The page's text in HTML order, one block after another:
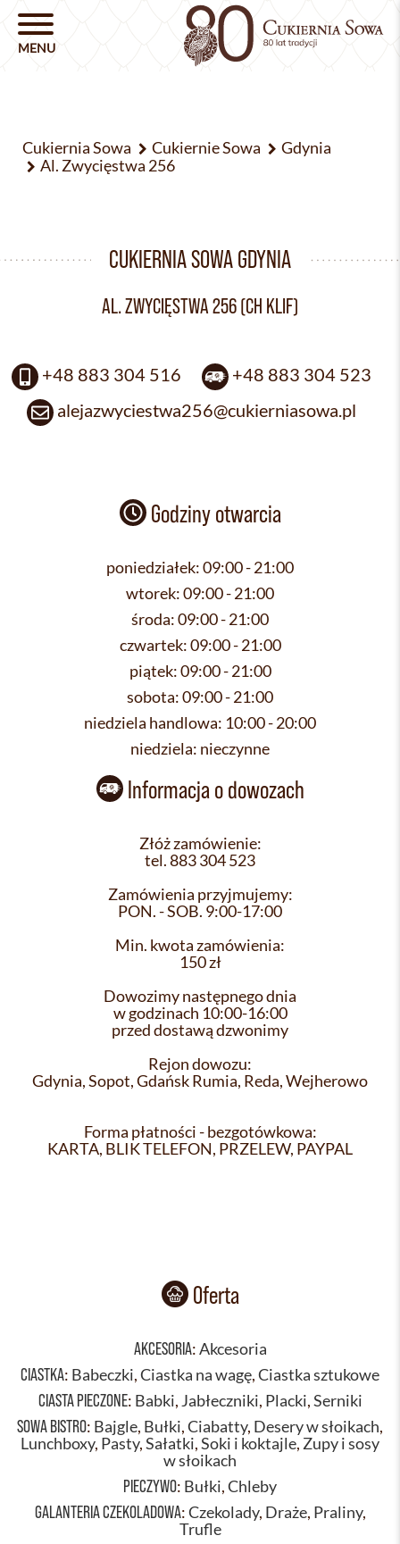
Cukiernia Sowa Cukiernie Sowa
Gdynia
Al. Zwycięstwa 256
CUKIERNIA SOWA GDYNIA
AL. ZWYCIĘSTWA 256 (CH KLIF)
+48 883 304 516
+48 883 304 523
alejazwyciestwa256@cukierniasowa.pl
Godziny otwarcia
poniedziałek:09:00 - 21:00
wtorek:09:00 - 21:00
środa:09:00 - 21:00
czwartek:09:00 - 21:00
piątek:09:00 - 21:00
sobota:09:00 - 21:00
niedziela handlowa: 10:00 - 20:00
niedziela: nieczynne
Informacja o dowozach
Złóż zamówienie:
tel. 883 304 523
Zamówienia przyjmujemy:
PON. - SOB. 9:00-17:00
Min. kwota zamówienia:
150 zł
Dowozimy następnego dnia
w godzinach 10:00-16:00
przed dostawą dzwonimy
Rejon dowozu:
Gdynia, Sopot, Gdańsk Rumia, Reda, Wejherowo
Forma płatności - bezgotówkowa:
KARTA, BLIK TELEFON, PRZELEW, PAYPAL
Oferta
AKCESORIA:Akcesoria
CIASTKA: Babeczki,Ciastka na wagę,Ciastka sztukowe
CIASTA PIECZONE: Babki, Jabłeczniki, Placki,Serniki
SOWA BISTRO: Bajgle, Bułki,Ciabatty, Desery w słoikach,
Lunchboxy, Pasty,Sałatki,Soki i koktajle, Zupy i sosy
w słoikach
PIECZYWO: Bułki,Chleby
GALANTERIA CZEKOLADOWA:Czekolady, Draże, Praliny,
Trufle